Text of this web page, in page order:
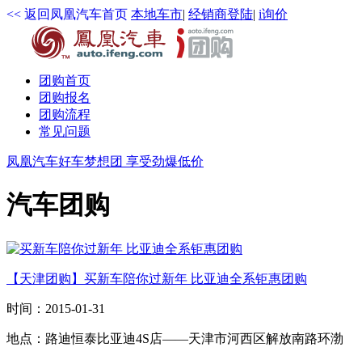
<< 返回凤凰汽车首页 本地车市| 经销商登陆| i询价
团购首页
团购报名
团购流程
常见问题
凤凰汽车好车梦想团 享受劲爆低价
汽车团购
【天津团购】买新车陪你过新年 比亚迪全系钜惠团购
时间： 2015-01-31
地点： 路迪恒泰比亚迪4S店——天津市河西区解放南路环渤